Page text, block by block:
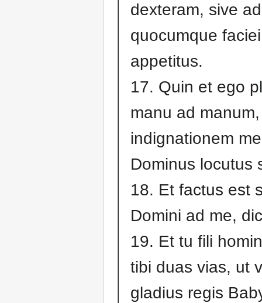
dexteram, sive
quocumque
appetitus.
17. Quin et ego
manu ad
indignationem
Dominus locutus
18. Et factus est
Domini ad me,
19. Et tu fili
tibi duas vias, ut
gladius regis